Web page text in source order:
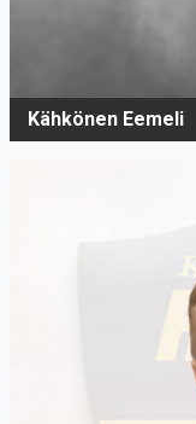
Kähkönen Eemeli